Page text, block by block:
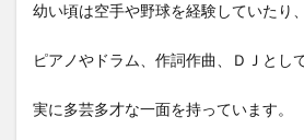
幼い頃は空手や野球を経験していたり、
ピアノやドラム、作詞作曲、ＤＪとし
実に多芸多才な一面を持っています。